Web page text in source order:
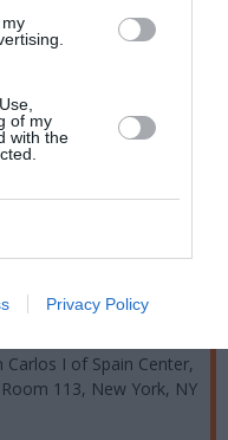
of my
with the
Privacy Policy
μερικών
και το αποτέλεσμα
Μια ευκαιρία
05/2019
Carlos I of Spain Center,
113, New York, NY